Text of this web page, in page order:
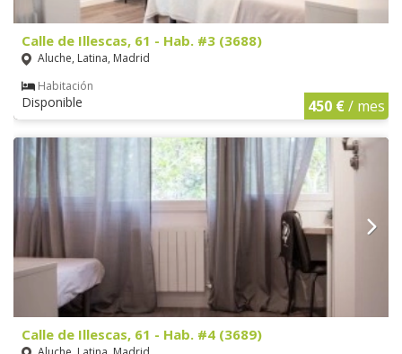
Calle de Illescas, 61 - Hab. #3 (3688)
Aluche, Latina, Madrid
Habitación
Disponible 450 €/ mes
Calle de Illescas, 61 - Hab. #4 (3689)